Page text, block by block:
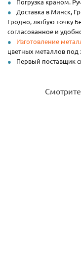
Доставка в Минск,
Гродно, любую точку
согласованное и
Изготовление
цветных металлов под
Первый поставщик